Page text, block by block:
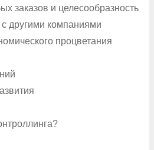
заказов и целесообразность
другими компаниями
процветания